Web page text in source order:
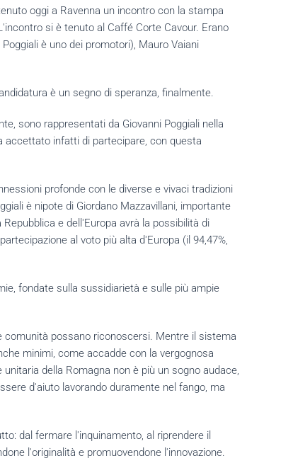
oggi a Ravenna un incontro con la stampa
si è tenuto al Caffé Corte Cavour. Erano
è uno dei promotori), Mauro Vaiani
è un segno di speranza, finalmente.
sono rappresentati da Giovanni Poggiali nella
accettato infatti di partecipare, con questa
profonde con le diverse e vivaci tradizioni
è nipote di Giordano Mazzavillani, importante
e dell'Europa avrà la possibilità di
al voto più alta d'Europa (il 94,47%,
fondate sulla sussidiarietà e sulle più ampie
comunità possano riconoscersi. Mentre il sistema
minimi, come accadde con la vergognosa
della Romagna non è più un sogno audace,
d'aiuto lavorando duramente nel fango, ma
dal fermare l'inquinamento, al riprendere il
l'originalità e promuovendone l'innovazione.